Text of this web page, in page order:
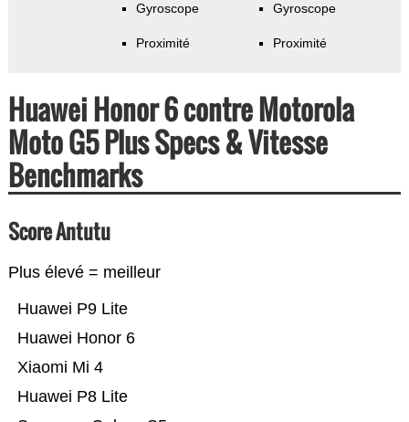
Gyroscope
Proximité
Gyroscope
Proximité
Huawei Honor 6 contre Motorola
Moto G5 Plus Specs & Vitesse
Benchmarks
Score Antutu
Plus élevé = meilleur
Huawei P8 Lite
Xiaomi Mi 4
Huawei Honor 6
Huawei P9 Lite